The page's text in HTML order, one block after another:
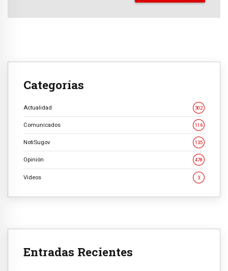
Categorías
Actualidad 302
Comunicados 116
NotiSugov 135
Opinión 478
Videos 3
Entradas Recientes